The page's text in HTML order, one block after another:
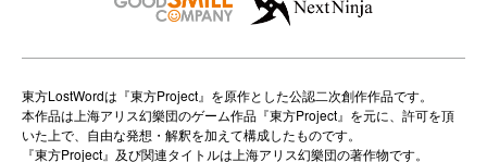
o
n
東方LostWordは『東方Project』を原作とした公認二次創作作品です。
本作品は上海アリス幻樂団のゲーム作品『東方Project』を元に、許可を頂
いた上で、自由な発想・解釈を加えて構成したものです。
『東方Project』及び関連タイトルは上海アリス幻樂団の著作物です。